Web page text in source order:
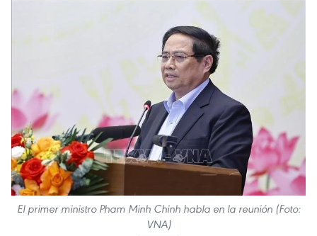
El primer ministro Pham Minh Chinh habla en la reunión (Foto:
VNA)